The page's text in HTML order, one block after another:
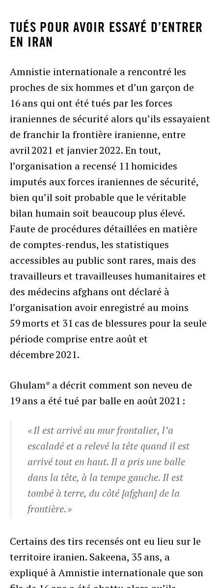
TUÉS POUR AVOIR ESSAYÉ D’ENTRER
EN IRAN
Amnistie internationale a rencontré les
proches de six hommes et d’un garçon de
16 ans qui ont été tués par les forces
iraniennes de sécurité alors qu’ils essayaient
de franchir la frontière iranienne, entre
avril 2021 et janvier 2022. En tout,
l’organisation a recensé 11 homicides
imputés aux forces iraniennes de sécurité,
bien qu’il soit probable que le véritable
bilan humain soit beaucoup plus élevé.
Faute de procédures détaillées en matière
de comptes-rendus, les statistiques
accessibles au public sont rares, mais des
travailleurs et travailleuses humanitaires et
des médecins afghans ont déclaré à
l’organisation avoir enregistré au moins
59 morts et 31 cas de blessures pour la seule
période comprise entre août et
décembre 2021.
Ghulam* a décrit comment son neveu de
19 ans a été tué par balle en août 2021 :
« Il est arrivé au mur frontalier, l’a
escaladé et a relevé la tête quand il est
arrivé tout en haut. Il a pris une balle
dans la tête, à la tempe gauche. Il est
tombé à terre, du côté [afghan] de la
frontière. »
Certains des tirs recensés ont eu lieu sur le
territoire iranien. Sakeena, 35 ans, a
expliqué à Amnistie internationale que son